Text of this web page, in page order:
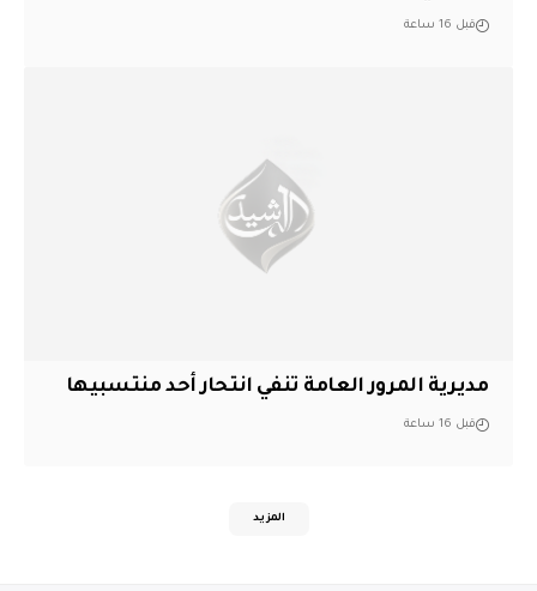
قبل 16 ساعة
مديرية المرور العامة تنفي انتحار أحد منتسبيها
قبل 16 ساعة
المزيد